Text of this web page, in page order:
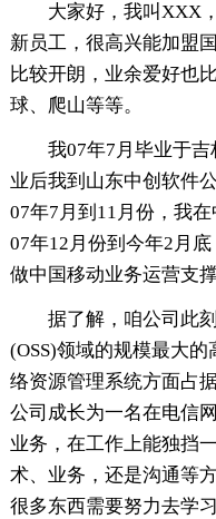
大家好，我叫XXX
新员工，很高兴能加盟
比较开朗，业余爱好也
球、爬山等等。
我07年7月毕业于
业后我到山东中创软件
07年7月到11月份，我
07年12月份到今年2月
做中国移动业务运营支
据了解，咱公司此
(OSS)领域的规模最大
络资源管理系统方面占
公司成长为一名在电信
业务，在工作上能独挡
术、业务，还是沟通等
很多东西需要努力去学